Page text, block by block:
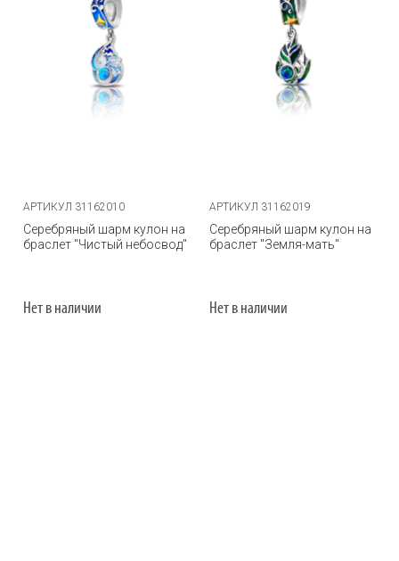
АРТИКУЛ 31162010
Серебряный шарм кулон на
браслет "Чистый небосвод"
Нет в наличии
АРТИКУЛ 31162019
Серебряный шарм кулон на
браслет "Земля-мать"
Нет в наличии